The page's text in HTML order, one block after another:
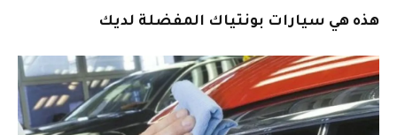
هذه هي سيارات بونتياك المفضلة لديك